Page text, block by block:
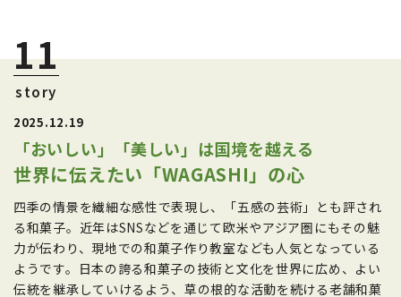
11
story
2025.12.19
「おいしい」「美しい」は国境を越える
世界に伝えたい「WAGASHI」の心
四季の情景を繊細な感性で表現し、「五感の芸術」とも評され
る和菓子。近年はSNSなどを通じて欧米やアジア圏にもその魅
力が伝わり、現地での和菓子作り教室なども人気となっている
ようです。日本の誇る和菓子の技術と文化を世界に広め、よい
伝統を継承していけるよう、草の根的な活動を続ける老舗和菓